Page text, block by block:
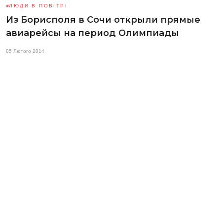
ЛЮДИ В ПОВІТРІ
Из Борисполя в Сочи открыли прямые
авиарейсы на период Олимпиады
05 Лютого 2014